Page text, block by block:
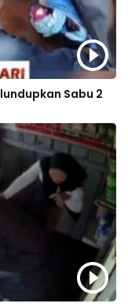
Sabu 2